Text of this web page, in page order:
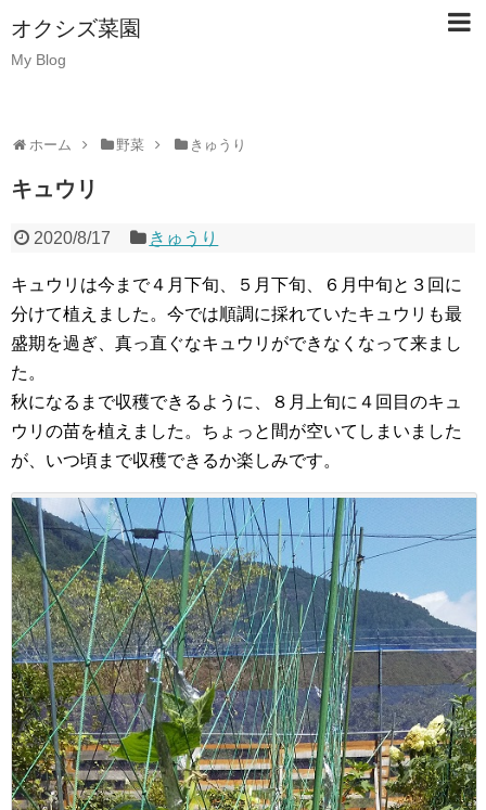
オクシズ菜園
My Blog
ホーム 野菜 きゅうり
キュウリ
2020/8/17 きゅうり
キュウリは今まで４月下旬、５月下旬、６月中旬と３回に
分けて植えました。今では順調に採れていたキュウリも最
盛期を過ぎ、真っ直ぐなキュウリができなくなって来まし
た。
秋になるまで収穫できるように、８月上旬に４回目のキュ
ウリの苗を植えました。ちょっと間が空いてしまいました
が、いつ頃まで収穫できるか楽しみです。